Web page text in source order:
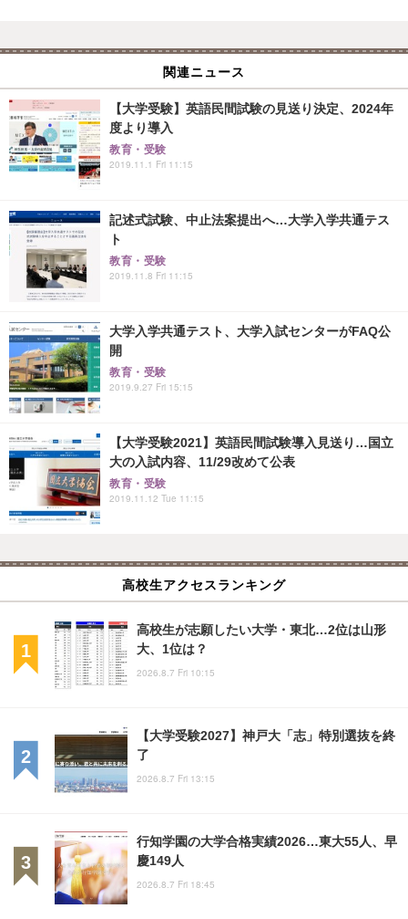
関連ニュース
【大学受験】英語民間試験の見送り決定、2024年
度より導入
教育・受験
2019.11.1 Fri 11:15
記述式試験、中止法案提出へ…大学入学共通テス
ト
教育・受験
2019.11.8 Fri 11:15
大学入学共通テスト、大学入試センターがFAQ公
開
教育・受験
2019.9.27 Fri 15:15
【大学受験2021】英語民間試験導入見送り…国立
大の入試内容、11/29改めて公表
教育・受験
2019.11.12 Tue 11:15
高校生アクセスランキング
高校生が志願したい大学・東北…2位は山形
大、1位は？
2026.8.7 Fri 10:15
【大学受験2027】神戸大「志」特別選抜を終
了
2026.8.7 Fri 13:15
行知学園の大学合格実績2026…東大55人、早
慶149人
2026.8.7 Fri 18:45